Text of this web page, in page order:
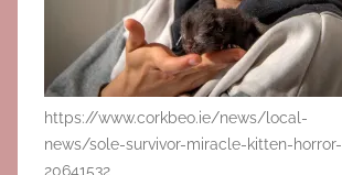
https://www.corkbeo.ie/news/local-
news/sole-survivor-miracle-kitten-horror-
20641532